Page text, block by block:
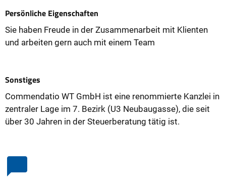
Persönliche Eigenschaften
Sie haben Freude in der Zusammenarbeit mit Klienten
und arbeiten gern auch mit einem Team
Sonstiges
Commendatio WT GmbH ist eine renommierte Kanzlei in
zentraler Lage im 7. Bezirk (U3 Neubaugasse), die seit
über 30 Jahren in der Steuerberatung tätig ist.